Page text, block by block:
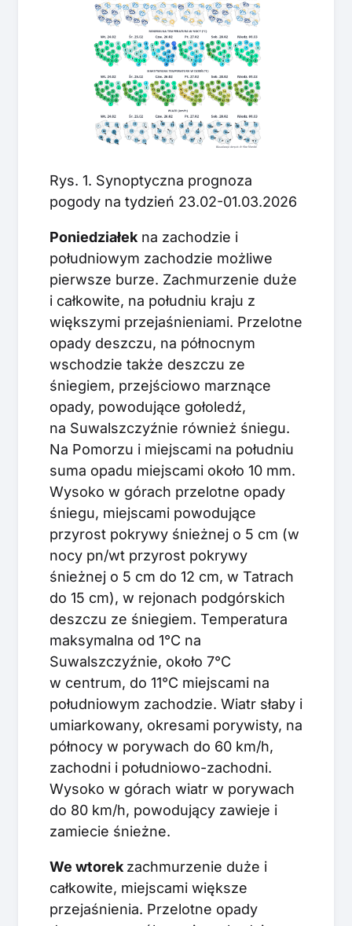
Rys. 1. Synoptyczna prognoza
pogody na tydzień 23.02-01.03.2026
Poniedziałek na zachodzie i
południowym zachodzie możliwe
pierwsze burze. Zachmurzenie duże
i całkowite, na południu kraju z
większymi przejaśnieniami. Przelotne
opady deszczu, na północnym
wschodzie także deszczu ze
śniegiem, przejściowo marznące
opady, powodujące gołoledź,
na Suwalszczyźnie również śniegu.
Na Pomorzu i miejscami na południu
suma opadu miejscami około 10 mm.
Wysoko w górach przelotne opady
śniegu, miejscami powodujące
przyrost pokrywy śnieżnej o 5 cm (w
nocy pn/wt przyrost pokrywy
śnieżnej o 5 cm do 12 cm, w Tatrach
do 15 cm), w rejonach podgórskich
deszczu ze śniegiem. Temperatura
maksymalna od 1°C na
Suwalszczyźnie, około 7°C
w centrum, do 11°C miejscami na
południowym zachodzie. Wiatr słaby i
umiarkowany, okresami porywisty, na
północy w porywach do 60 km/h,
zachodni i południowo-zachodni.
Wysoko w górach wiatr w porywach
do 80 km/h, powodujący zawieje i
zamiecie śnieżne.
We wtorek zachmurzenie duże i
całkowite, miejscami większe
przejaśnienia. Przelotne opady